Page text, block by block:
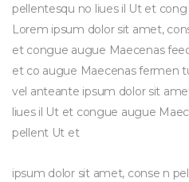
pellentesqu no liues il Ut et
Lorem ipsum dolor sit amet,
et congue augue Maecenas
et co augue Maecenas fermen
vel anteante ipsum dolor sit
liues il Ut et congue augue
pellent Ut et
ipsum dolor sit amet, conse n